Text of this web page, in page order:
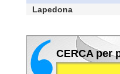
Lapedona
CERCA per